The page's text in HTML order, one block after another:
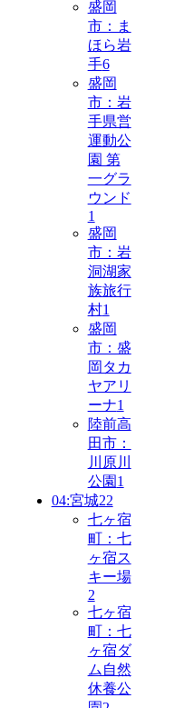
盛岡
市：ま
ほら岩
手6
盛岡
市：岩
手県営
運動公
園 第
一グラ
ウンド
1
盛岡
市：岩
洞湖家
族旅行
村1
盛岡
市：盛
岡タカ
ヤアリ
ーナ1
陸前高
田市：
川原川
公園 1
04:宮城22
七ヶ宿
町：七
ヶ宿ス
キー場
2
七ヶ宿
町：七
ヶ宿ダ
ム自然
休養公